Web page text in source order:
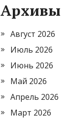
Архивы
Август 2026
Июль 2026
Июнь 2026
Май 2026
Апрель 2026
Март 2026